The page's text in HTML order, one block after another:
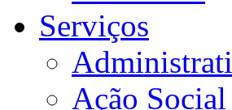
Serviços
Ação